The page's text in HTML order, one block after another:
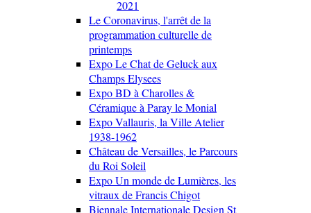
2021
Le Coronavirus, l'arrêt de la
programmation culturelle de
printemps
Expo Le Chat de Geluck aux
Champs Elysees
Expo BD à Charolles &
Céramique à Paray le Monial
Expo Vallauris, la Ville Atelier
1938-1962
Château de Versailles, le Parcours
du Roi Soleil
Expo Un monde de Lumières, les
vitraux de Francis Chigot
Biennale Internationale Design St